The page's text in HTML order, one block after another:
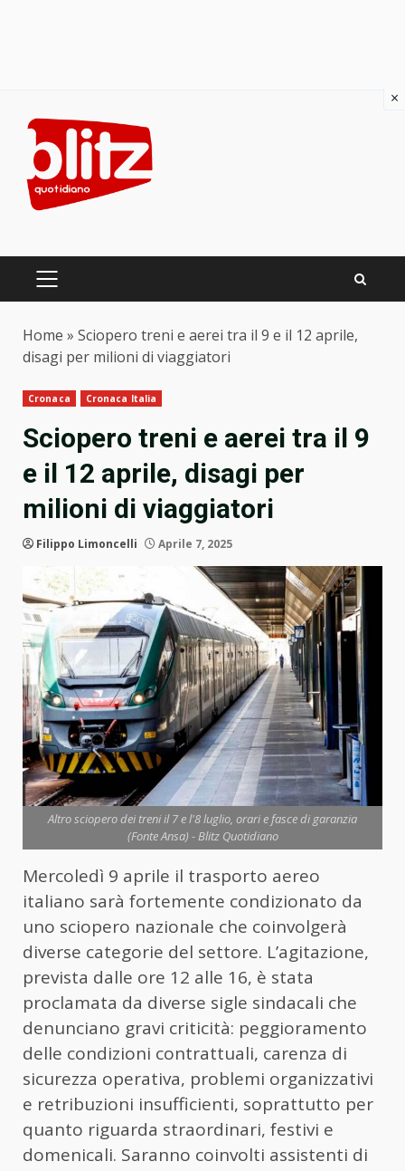
content
PRIMARY
Home » Sciopero treni e aerei tra il 9 e il 12 aprile,
disagi per milioni di viaggiatori
Cronaca Cronaca Italia
Sciopero treni e aerei tra il 9
e il 12 aprile, disagi per
milioni di viaggiatori
Filippo Limoncelli Aprile 7, 2025
Altro sciopero dei treni il 7 e l'8 luglio, orari e fasce di garanzia
(Fonte Ansa) - Blitz Quotidiano
Mercoledì 9 aprile il trasporto aereo
italiano sarà fortemente condizionato da
uno sciopero nazionale che coinvolgerà
diverse categorie del settore. L’agitazione,
prevista dalle ore 12 alle 16, è stata
proclamata da diverse sigle sindacali che
denunciano gravi criticità: peggioramento
delle condizioni contrattuali, carenza di
sicurezza operativa, problemi organizzativi
e retribuzioni insufficienti, soprattutto per
quanto riguarda straordinari, festivi e
domenicali. Saranno coinvolti assistenti di
×